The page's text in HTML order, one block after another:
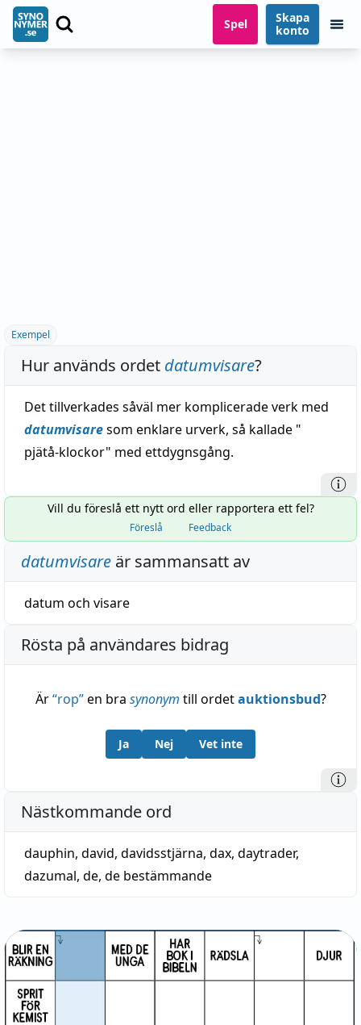
Spel
Skapa
konto
Exempel
Hur används ordet datumvisare?
Det tillverkades såväl mer komplicerade verk med
datumvisaresom enklare urverk, så kallade "
pjätå-klockor" med ettdygnsgång.
Vill du föreslå ett nytt ord eller rapportera ett fel?
Föreslå Feedback
datumvisare är sammansatt av
datum och visare
Rösta på användares bidrag
Är“rop”en bra synonym till ordetauktionsbud?
Ja Nej Vet inte
Nästkommande ord
dauphin, david, davidsstjärna, dax, daytrader,
dazumal, de, de bestämmande